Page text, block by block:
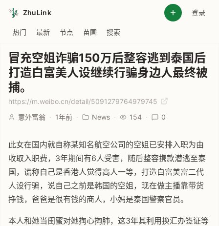
ZhuLink 登录
热门 最新 节点 苗圃 搜索
冒充空姐诈骗150万后整容逃到泰国后
打造白富美人设继续行骗身边人最终被
捕。
https://m.weibo.cn/detail/5091279764979745
意外富翁 · 1年前 · News · 154 · 0
此女在国内就自称某知名航空公司的空姐已安排入职为由
收取入职费，3年期间有6人受害，随后整容携款潜逃至泰
国，谎称自己是香港人觉得高人一等，打造白富美富二代
人设行骗，说自己之前是韩国的空姐，现在做主播靠带货
挣钱，爸爸是很有钱的商人，小妈是泰国警察官员。
本人和她当闺蜜对她掏心掏肺，这3年其利用换汇办签证等